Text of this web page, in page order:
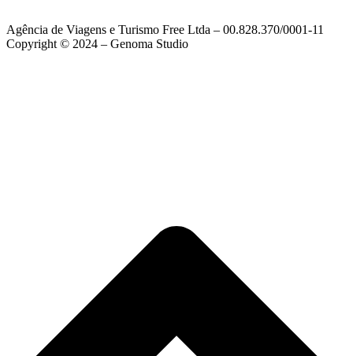
Agência de Viagens e Turismo Free Ltda – 00.828.370/0001-11
Copyright © 2024 – Genoma Studio